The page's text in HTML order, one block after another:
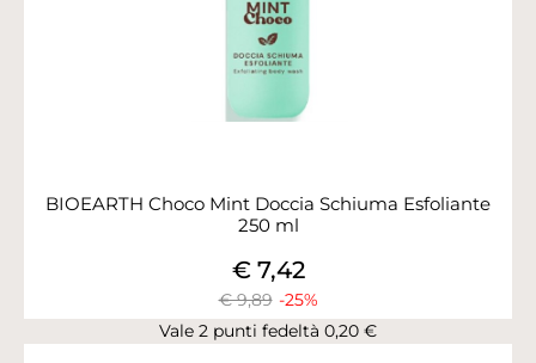
BIOEARTH Choco Mint Doccia Schiuma Esfoliante
250 ml
€ 9,89 -25%
€ 7,42
Vale 2 punti fedeltà 0,20 €